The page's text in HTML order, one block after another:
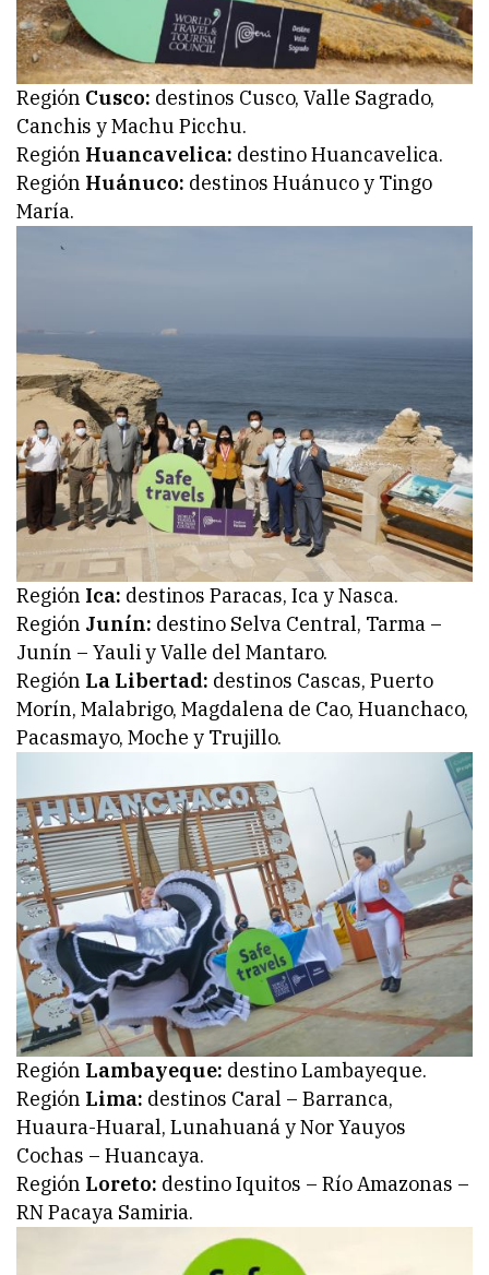
Región Cusco: destinos Cusco, Valle Sagrado,
Canchis y Machu Picchu.
Región Huancavelica: destino Huancavelica.
Región Huánuco: destinos Huánuco y Tingo
María.
Región Ica: destinos Paracas, Ica y Nasca.
Región Junín: destino Selva Central, Tarma –
Junín – Yauli y Valle del Mantaro.
Región La Libertad: destinos Cascas, Puerto
Morín, Malabrigo, Magdalena de Cao, Huanchaco,
Pacasmayo, Moche y Trujillo.
Región Lambayeque: destino Lambayeque.
Región Lima: destinos Caral – Barranca,
Huaura-Huaral, Lunahuaná y Nor Yauyos
Cochas – Huancaya.
Región Loreto: destino Iquitos – Río Amazonas –
RN Pacaya Samiria.